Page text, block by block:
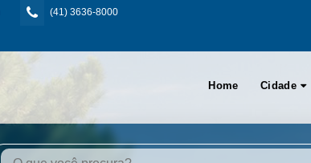
(41) 3636-8000
Home Cidade